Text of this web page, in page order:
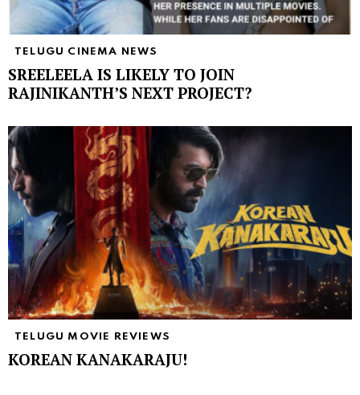
TELUGU CINEMA NEWS
SREELEELA IS LIKELY TO JOIN
RAJINIKANTH’S NEXT PROJECT?
TELUGU MOVIE REVIEWS
KOREAN KANAKARAJU!